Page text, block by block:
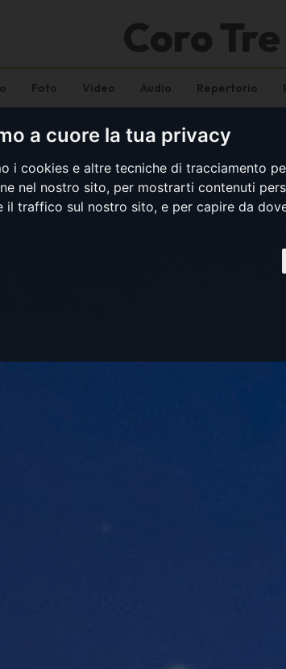
a cuore la tua privacy
i cookies e altre tecniche di tracciamento
nel nostro sito, per mostrarti contenuti
il traffico sul nostro sito, e per capire da
Coro
Foto Video Audio Repertorio